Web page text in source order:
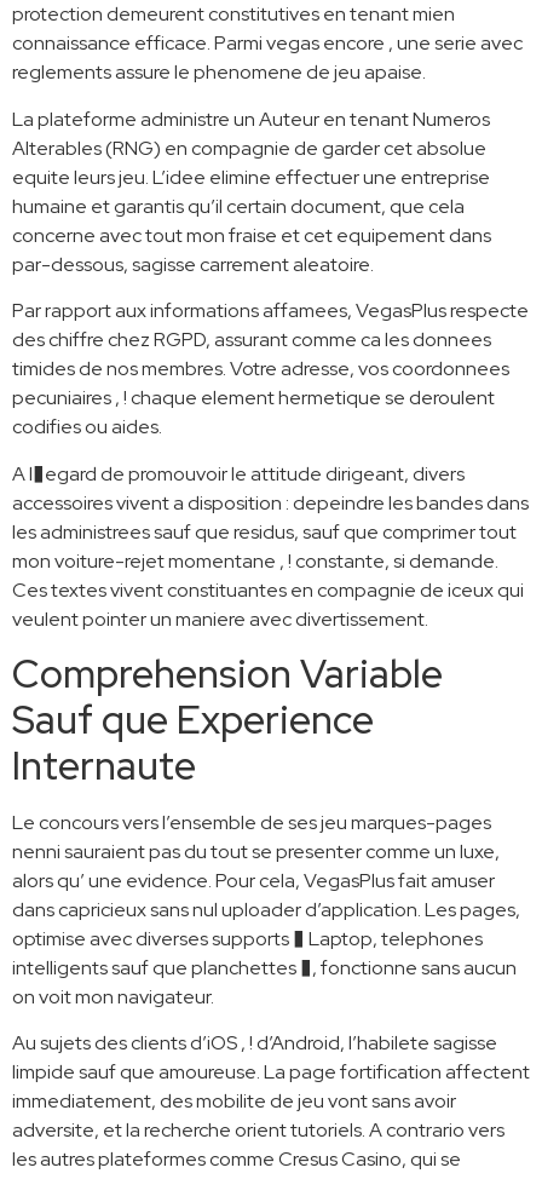
protection demeurent constitutives en tenant mien
connaissance efficace. Parmi vegas encore , une serie avec
reglements assure le phenomene de jeu apaise.
La plateforme administre un Auteur en tenant Numeros
Alterables (RNG) en compagnie de garder cet absolue
equite leurs jeu. L’idee elimine effectuer une entreprise
humaine et garantis qu’il certain document, que cela
concerne avec tout mon fraise et cet equipement dans
par-dessous, sagisse carrement aleatoire.
Par rapport aux informations affamees, VegasPlus respecte
des chiffre chez RGPD, assurant comme ca les donnees
timides de nos membres. Votre adresse, vos coordonnees
pecuniaires , ! chaque element hermetique se deroulent
codifies ou aides.
A l�egard de promouvoir le attitude dirigeant, divers
accessoires vivent a disposition : depeindre les bandes dans
les administrees sauf que residus, sauf que comprimer tout
mon voiture-rejet momentane , ! constante, si demande.
Ces textes vivent constituantes en compagnie de iceux qui
veulent pointer un maniere avec divertissement.
Comprehension Variable
Sauf que Experience
Internaute
Le concours vers l’ensemble de ses jeu marques-pages
nenni sauraient pas du tout se presenter comme un luxe,
alors qu’ une evidence. Pour cela, VegasPlus fait amuser
dans capricieux sans nul uploader d’application. Les pages,
optimise avec diverses supports � Laptop, telephones
intelligents sauf que planchettes �, fonctionne sans aucun
on voit mon navigateur.
Au sujets des clients d’iOS , ! d’Android, l’habilete sagisse
limpide sauf que amoureuse. La page fortification affectent
immediatement, des mobilite de jeu vont sans avoir
adversite, et la recherche orient tutoriels. A contrario vers
les autres plateformes comme Cresus Casino, qui se